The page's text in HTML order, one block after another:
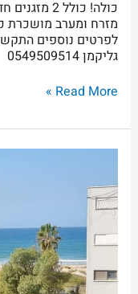
כולה! כולל
גליקמן 0549509514
Read More »
מערבית,
רחוב
בוקר